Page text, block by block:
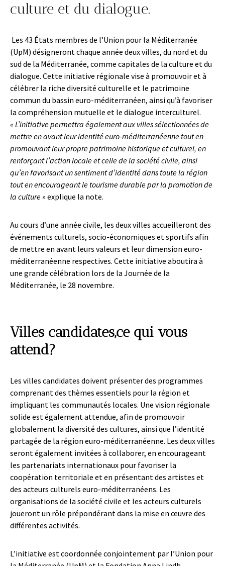
culture et du dialogue.
Les 43 États membres de l’Union pour la Méditerranée
(UpM) désigneront chaque année deux villes, du nord et du
sud de la Méditerranée, comme capitales de la culture et du
dialogue. Cette initiative régionale vise à promouvoir et à
célébrer la riche diversité culturelle et le patrimoine
commun du bassin euro-méditerranéen, ainsi qu’à favoriser
la compréhension mutuelle et le dialogue interculturel.
« L’initiative permettra également aux villes sélectionnées de
mettre en avant leur identité euro-méditerranéenne tout en
promouvant leur propre patrimoine historique et culturel, en
renforçant l’action locale et celle de la société civile, ainsi
qu’en favorisant un sentiment d’identité dans toute la région
tout en encourageant le tourisme durable par la promotion de
la culture » explique la note.
Au cours d’une année civile, les deux villes accueilleront des
événements culturels, socio-économiques et sportifs afin
de mettre en avant leurs valeurs et leur dimension euro-
méditerranéenne respectives. Cette initiative aboutira à
une grande célébration lors de la Journée de la
Méditerranée, le 28 novembre.
Villes candidates,ce qui vous
attend?
Les villes candidates doivent présenter des programmes
comprenant des thèmes essentiels pour la région et
impliquant les communautés locales. Une vision régionale
solide est également attendue, afin de promouvoir
globalement la diversité des cultures, ainsi que l’identité
partagée de la région euro-méditerranéenne. Les deux villes
seront également invitées à collaborer, en encourageant
les partenariats internationaux pour favoriser la
coopération territoriale et en présentant des artistes et
des acteurs culturels euro-méditerranéens. Les
organisations de la société civile et les acteurs culturels
joueront un rôle prépondérant dans la mise en œuvre des
différentes activités.
L’initiative est coordonnée conjointement par l’Union pour